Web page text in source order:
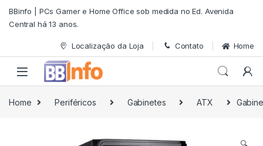
Skip to navigation
Skip to content
BBinfo | PCs Gamer e Home Office sob medida no Ed. Avenida
Central há 13 anos.
Localização da Loja Contato Home
Home Periféricos Gabinetes ATX
🔍